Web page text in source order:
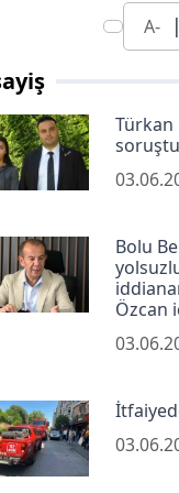
A- |
Türkan
Bolu
Özcan